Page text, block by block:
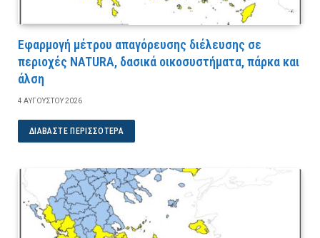
Εφαρμογή μέτρου απαγόρευσης διέλευσης σε
περιοχές NATURA, δασικά οικοσυστήματα, πάρκα και
άλση
4 ΑΥΓΟΎΣΤΟΥ 2026
ΔΙΑΒΆΣΤΕ ΠΕΡΙΣΣΌΤΕΡΑ